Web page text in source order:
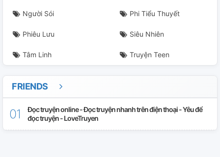
Người Sói Phi Tiểu Thuyết
Phiêu Lưu Siêu Nhiên
Tâm Linh Truyện Teen
FRIENDS
Đọc truyện online - Đọc truyện nhanh trên điện thoại - Yêu để
đọc truyện - LoveTruyen